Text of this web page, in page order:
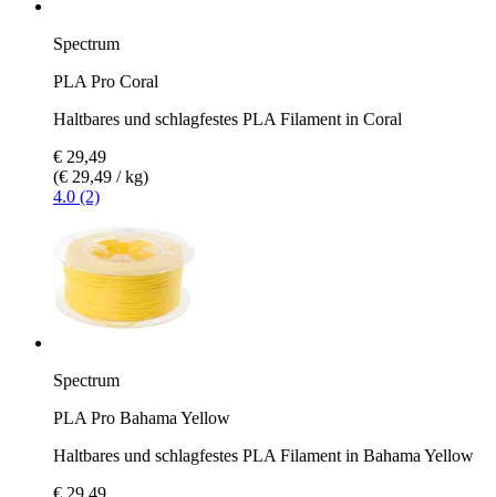
Spectrum
PLA Pro Coral
Haltbares und schlagfestes PLA Filament in Coral
€ 29,49
(€ 29,49 / kg)
4.0 (2)
Spectrum
PLA Pro Bahama Yellow
Haltbares und schlagfestes PLA Filament in Bahama Yellow
€ 29,49